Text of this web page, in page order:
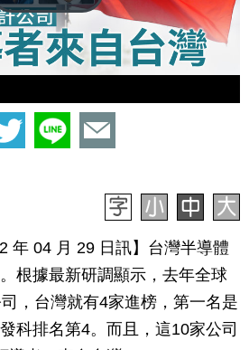
年 04 月 29 日訊】台灣半導體
根據最新研調顯示，去年全球
，台灣就有4家進榜，第一名是
科排名第4。而且，這10家公司